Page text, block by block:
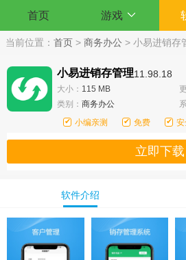
首页 游戏
当前位置： 首页 > 商务办公 > 小易进销存
小易进销存管理11.98.18
大小： 115 MB
类别： 商务办公
小编亲测
免费
立即下载
软件介绍